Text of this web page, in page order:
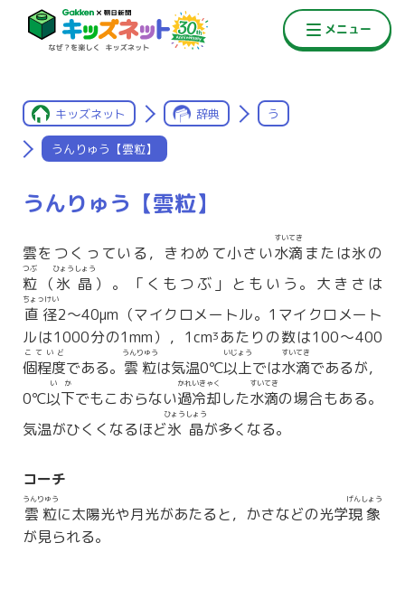
キッズネット 辞典 う
うんりゅう【雲粒】
うんりゅう【雲粒】
雲をつくっている，きわめて小さい水滴
すいてき
または氷の
粒
つぶ
（ 氷晶
ひょうしょう
）。「くもつぶ」ともいう。大きさは
直径
ちょっけい
2〜40μm（マイクロメートル。1マイクロメート
ルは1000分の1mm），1cm3 あたりの数は100〜400
個程度
こていど
である。 雲粒
うんりゅう
は気温0℃以上
いじょう
では水滴
すいてき
であるが，
0℃以下
いか
でもこおらない過冷却
かれいきゃく
した水滴
すいてき
の場合もある。
気温がひくくなるほど氷晶
ひょうしょう
が多くなる。
コーチ
雲粒
うんりゅう
に太陽光や月光があたると，かさなどの光学現象
げんしょう
が見られる。